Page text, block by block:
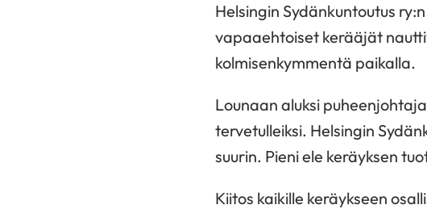
Helsingin Sydänkuntoutus
vapaaehtoiset kerääjät
kolmisenkymmentä paikalla.
Lounaan aluksi
tervetulleiksi. Helsingin
suurin. Pieni ele keräyksen
Kiitos kaikille keräykseen